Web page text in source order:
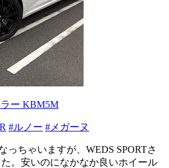
ー KBM5M
#ルノー #メガーヌ
っちゃいますが、WEDS SPORTさ
。安いのになかなか良いホイール